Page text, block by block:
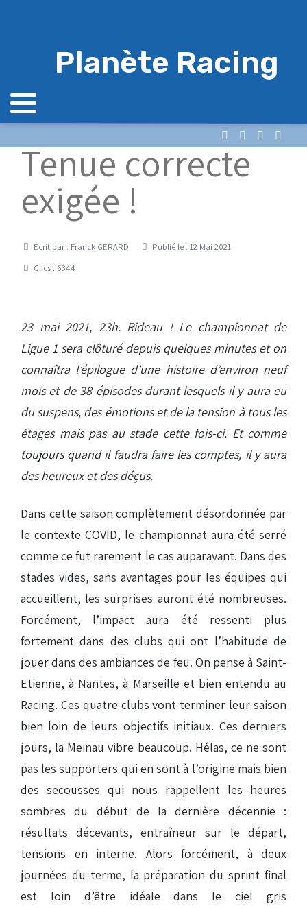
Planète Racing
Tenue correcte
exigée !
DétailsÉcrit par : Franck GÉRARD
Publié le : 12 Mai 2021
Clics : 6344
23 mai 2021, 23h. Rideau ! Le championnat de
Ligue 1 sera clôturé depuis quelques minutes et on
connaîtra l’épilogue d’une histoire d’environ neuf
mois et de 38 épisodes durant lesquels il y aura eu
du suspens, des émotions et de la tension à tous les
étages mais pas au stade cette fois-ci. Et comme
toujours quand il faudra faire les comptes, il y aura
des heureux et des déçus.
Dans cette saison complètement désordonnée par
le contexte COVID, le championnat aura été serré
comme ce fut rarement le cas auparavant. Dans des
stades vides, sans avantages pour les équipes qui
accueillent, les surprises auront été nombreuses.
Forcément, l’impact aura été ressenti plus
fortement dans des clubs qui ont l’habitude de
jouer dans des ambiances de feu. On pense à Saint-
Etienne, à Nantes, à Marseille et bien entendu au
Racing. Ces quatre clubs vont terminer leur saison
bien loin de leurs objectifs initiaux. Ces derniers
jours, la Meinau vibre beaucoup. Hélas, ce ne sont
pas les supporters qui en sont à l’origine mais bien
des secousses qui nous rappellent les heures
sombres du début de la dernière décennie :
résultats décevants, entraîneur sur le départ,
tensions en interne. Alors forcément, à deux
journées du terme, la préparation du sprint final
est loin d’être idéale dans le ciel gris